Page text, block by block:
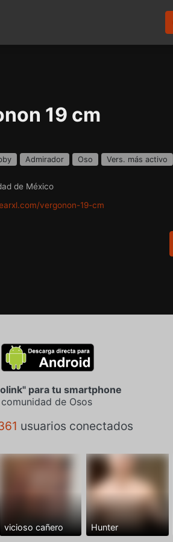
19 cm
Admirador Oso Vers. más activo
de México
vergonon-19-cm
para tu smartphone
de Osos
usuarios conectados
vicioso cañero Hunter